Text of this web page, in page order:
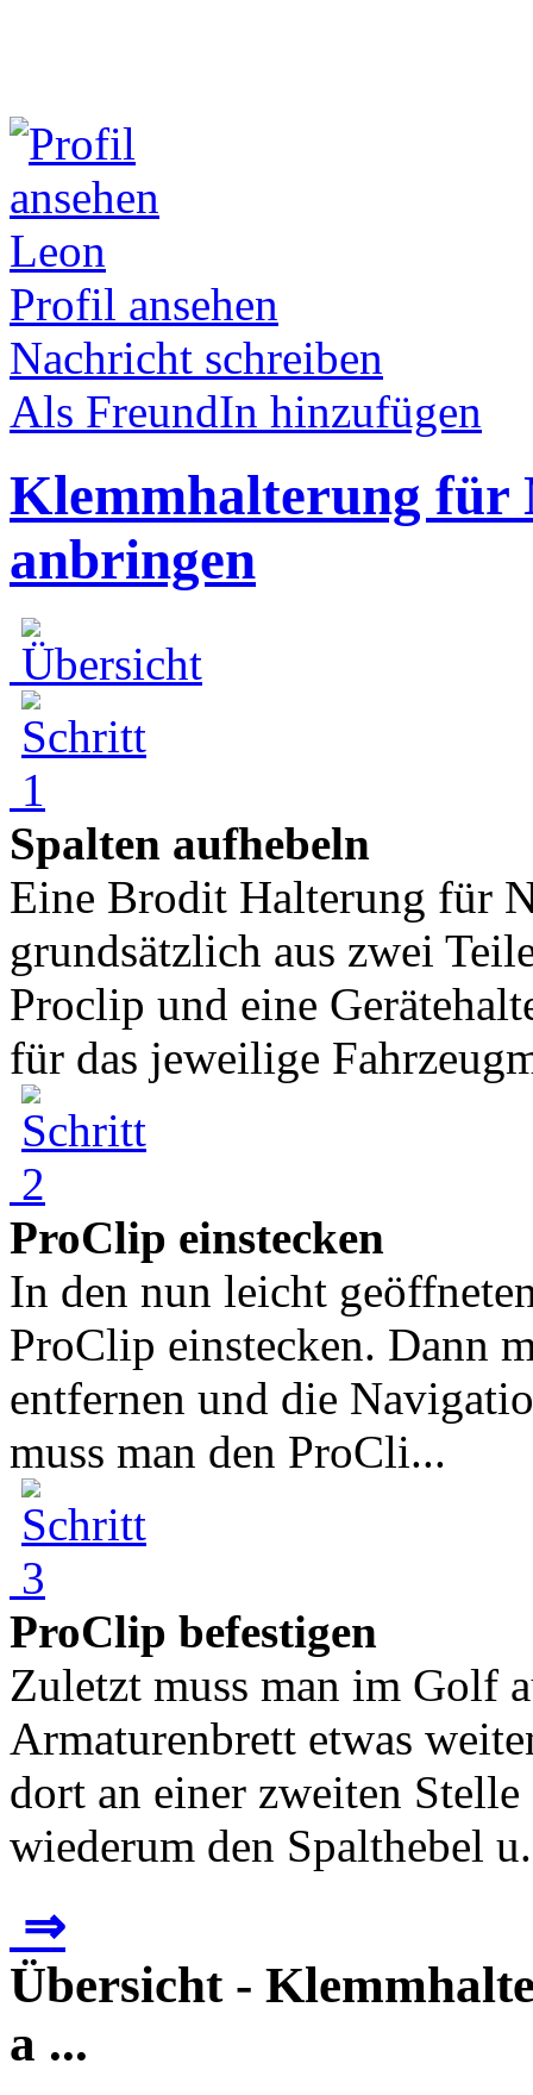
Leon
Profil ansehen
Nachricht schreiben
Als FreundIn hinzufügen
Klemmhalterung für
anbringen
Spalten aufhebeln
Eine Brodit Halterung für
grundsätzlich aus zwei
Proclip und eine
für das jeweilige
ProClip einstecken
In den nun leicht
ProClip einstecken. Dann
entfernen und die
muss man den ProCli...
ProClip befestigen
Zuletzt muss man im Golf
Armaturenbrett etwas
dort an einer zweiten
wiederum den Spalthebel
⇒
Übersicht -
a ...